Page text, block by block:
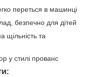
переться в машинці
безпечно для дітей
щільність та
у стилі прованс